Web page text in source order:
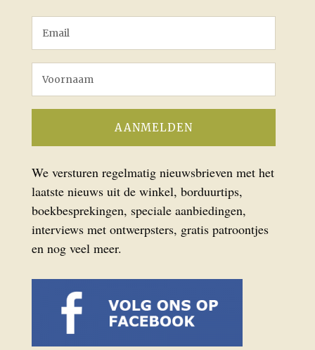
We versturen regelmatig nieuwsbrieven met het
laatste nieuws uit de winkel, borduurtips,
boekbesprekingen, speciale aanbiedingen,
interviews met ontwerpsters, gratis patroontjes
en nog veel meer.